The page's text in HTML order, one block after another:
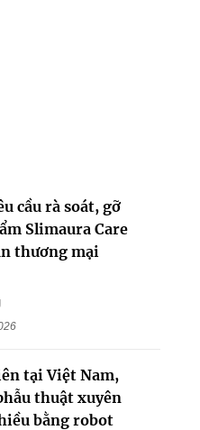
cầu rà soát, gỡ
Slimaura Care
thương mại
tại Việt Nam,
thuật xuyên
bằng robot